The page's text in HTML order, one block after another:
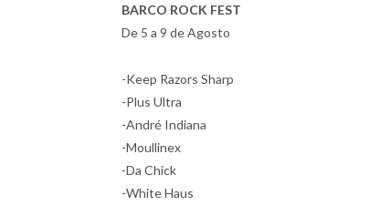
BARCO ROCK FEST
De 5 a 9 de Agosto
-Keep Razors Sharp
-Plus Ultra
-André Indiana
-Moullinex
-Da Chick
-White Haus